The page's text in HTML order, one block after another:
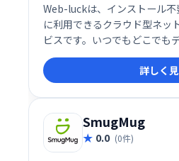
Web-luckは、インストール
に利用できるクラウド型ネッ
ビスです。いつでもどこでも
で、場所を問わず効率的なデ
詳しく
SmugMug
0.0 (0件)